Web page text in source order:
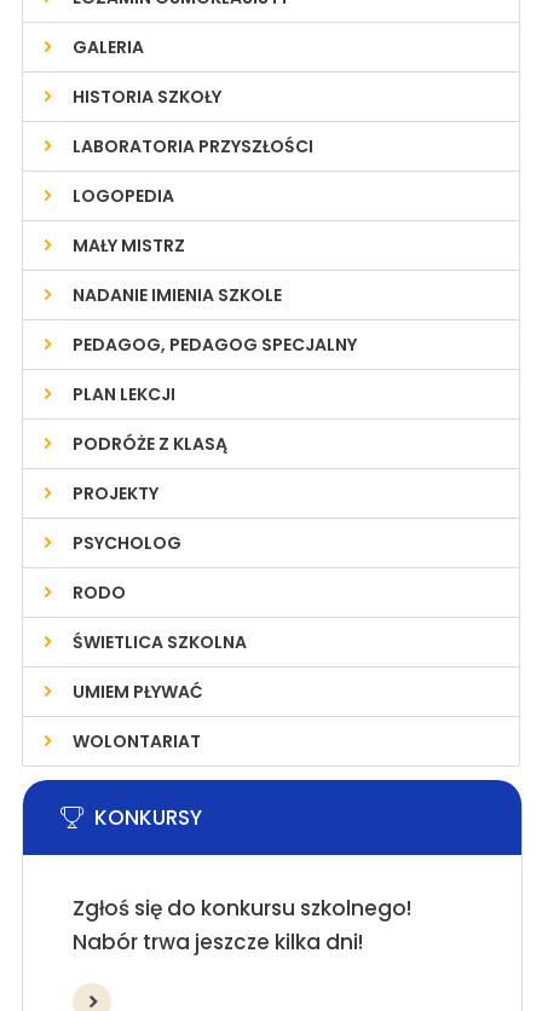
GALERIA
HISTORIA SZKOŁY
LABORATORIA PRZYSZŁOŚCI
LOGOPEDIA
MAŁY MISTRZ
NADANIE IMIENIA SZKOLE
PEDAGOG, PEDAGOG SPECJALNY
PLAN LEKCJI
PODRÓŻE Z KLASĄ
PROJEKTY
PSYCHOLOG
RODO
ŚWIETLICA SZKOLNA
UMIEM PŁYWAĆ
WOLONTARIAT
KONKURSY
Zgłoś się do konkursu szkolnego!
Nabór trwa jeszcze kilka dni!